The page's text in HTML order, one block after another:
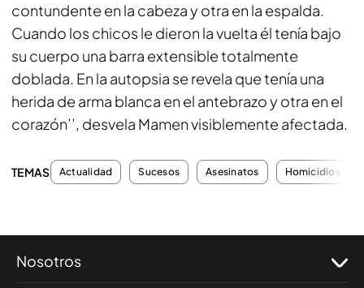
contundente en la cabeza y otra en la espalda.
Cuando los chicos le dieron la vuelta él tenía bajo
su cuerpo una barra extensible totalmente
doblada. En la autopsia se revela que tenía una
herida de arma blanca en el antebrazo y otra en el
corazón’’, desvela Mamen visiblemente afectada.
TEMAS Actualidad Sucesos Asesinatos Homicidios
Nosotros